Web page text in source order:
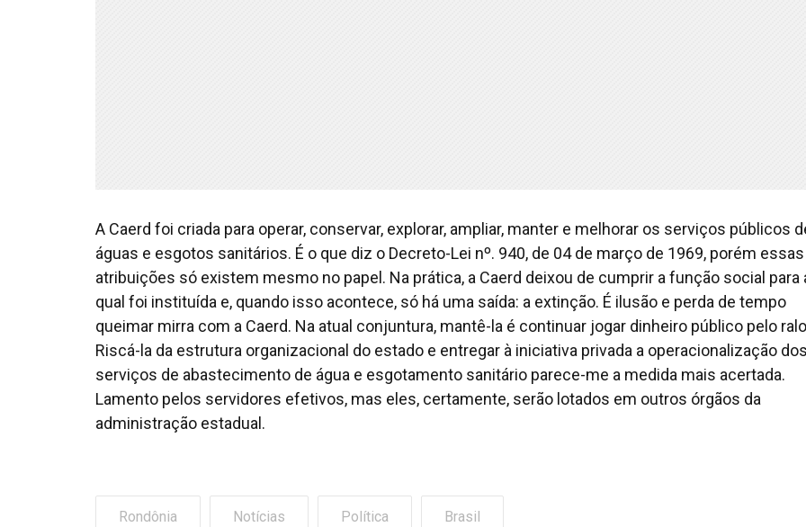
A Caerd foi criada para operar, conservar, explorar, ampliar, manter e melhorar os serviços públicos
águas e esgotos sanitários. É o que diz o Decreto-Lei nº. 940, de 04 de março de 1969, porém essas
atribuições só existem mesmo no papel. Na prática, a Caerd deixou de cumprir a função social para
qual foi instituída e, quando isso acontece, só há uma saída: a extinção. É ilusão e perda de tempo
queimar mirra com a Caerd. Na atual conjuntura, mantê-la é continuar jogar dinheiro público pelo
Riscá-la da estrutura organizacional do estado e entregar à iniciativa privada a operacionalização
serviços de abastecimento de água e esgotamento sanitário parece-me a medida mais acertada.
Lamento pelos servidores efetivos, mas eles, certamente, serão lotados em outros órgãos da
administração estadual.
Rondônia Notícias Política Brasil